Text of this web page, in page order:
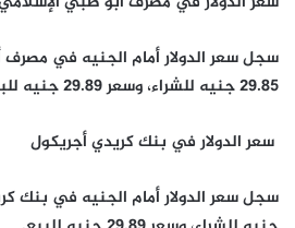
سجل سعر الدولار أمام الجنيه في
29.85 جنيه للشراء، وسعر 29.89 جنيه للبيع.
سعر الدولار في بنك كريدي أجريكول